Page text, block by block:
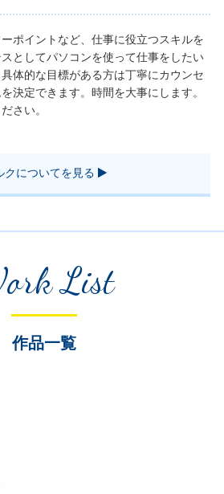
ポイントなど、仕事に役立つスキルを
としてパソコンを使って仕事をしたい
体的な目標がある方は丁寧にカウンセ
決定できます。時間を大事にします。
さい。
クについてを見る
List
作品一覧